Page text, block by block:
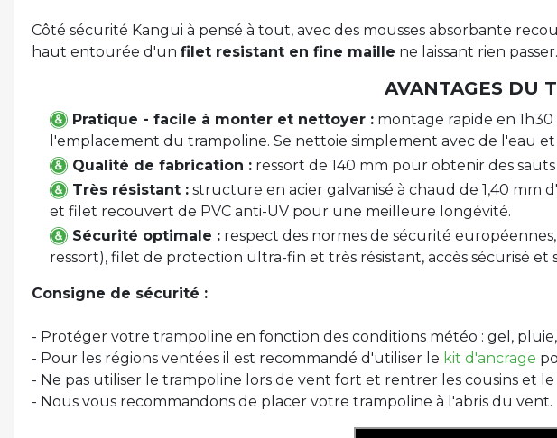
Côté sécurité Kangui à pensé à tout, avec des mousses absorbante
haut entourée d'un filet resistant en fine maille ne laissant rien passer.
AVANTAGES DU
Pratique - facile à monter et nettoyer : montage rapide en
l'emplacement du trampoline. Se nettoie simplement avec de l'eau
Qualité de fabrication : ressort de 140 mm pour obtenir des
Très résistant : structure en acier galvanisé à chaud de 1,40
et filet recouvert de PVC anti-UV pour une meilleure longévité.
Sécurité optimale : respect des normes de sécurité
ressort), filet de protection ultra-fin et très résistant, accès sécurisé et
Consigne de sécurité :
- Protéger votre trampoline en fonction des conditions météo : gel, pluie,
- Pour les régions ventées il est recommandé d'utiliser le kit d'ancrage
- Ne pas utiliser le trampoline lors de vent fort et rentrer les cousins et
- Nous vous recommandons de placer votre trampoline à l'abris du vent.